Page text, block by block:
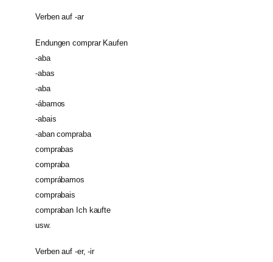
Verben auf -ar
Endungen comprar Kaufen
-aba
-abas
-aba
-ábamos
-abais
-aban compraba
comprabas
compraba
comprábamos
comprabais
compraban Ich kaufte
usw.
Verben auf -er, -ir